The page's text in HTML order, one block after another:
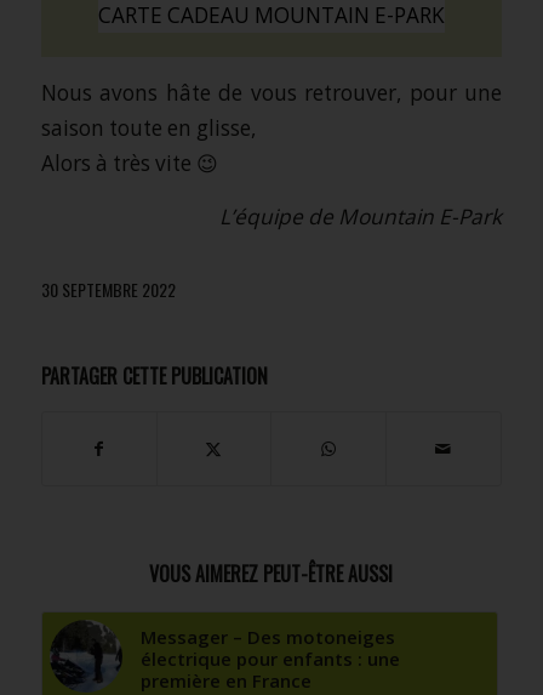
CARTE CADEAU MOUNTAIN E-PARK
Nous avons hâte de vous retrouver, pour une
saison toute en glisse,
Alors à très vite 😉
L’équipe de Mountain E-Park
30 SEPTEMBRE 2022
PARTAGER CETTE PUBLICATION
VOUS AIMEREZ PEUT-ÊTRE AUSSI
Messager – Des motoneiges
électrique pour enfants : une
première en France